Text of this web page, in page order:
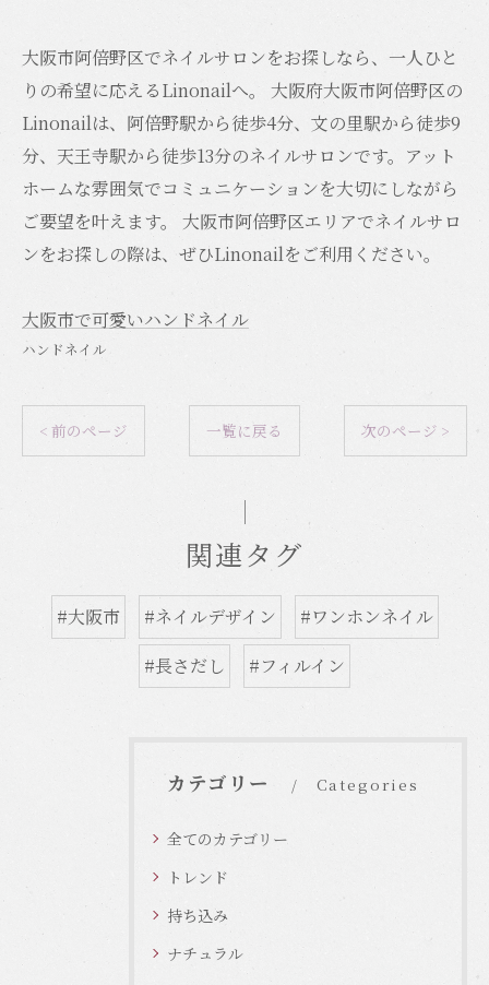
大阪市阿倍野区でネイルサロンをお探しなら、一人ひと
りの希望に応えるLinonailへ。 大阪府大阪市阿倍野区の
Linonailは、阿倍野駅から徒歩4分、文の里駅から徒歩9
分、天王寺駅から徒歩13分のネイルサロンです。アット
ホームな雰囲気でコミュニケーションを大切にしながら
ご要望を叶えます。 大阪市阿倍野区エリアでネイルサロ
ンをお探しの際は、ぜひLinonailをご利用ください。
大阪市で可愛いハンドネイル
ハンドネイル
< 前のページ 一覧に戻る 次のページ >
関連タグ
#大阪市 #ネイルデザイン
#ワンホンネイル
#長さだし
#フィルイン
カテゴリー Categories
全てのカテゴリー
トレンド
持ち込み
ナチュラル